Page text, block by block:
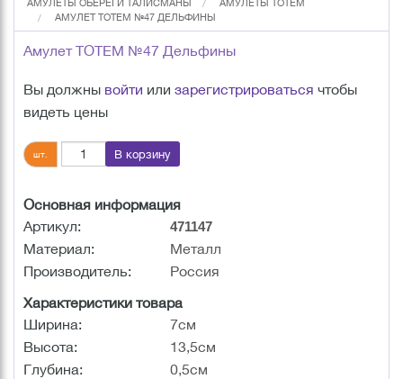
АМУЛЕТЫ ОБЕРЕГИ ТАЛИСМАНЫ
АМУЛЕТЫ TOTEM
АМУЛЕТ TOTEM №47 ДЕЛЬФИНЫ
Амулет TOTEM №47 Дельфины
Вы должны войти или зарегистрироваться чтобы
видеть цены
шт. В корзину
Основная информация
Артикул:
471147
Материал:
Металл
Производитель:
Россия
Характеристики товара
Ширина:
7см
Высота:
13,5см
Глубина:
0,5см